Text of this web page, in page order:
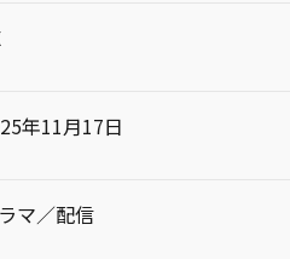
年11月17日
マ／配信